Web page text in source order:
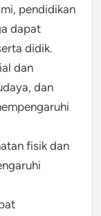
pendidikan
dapat
didik.
dan
dan
fisik dan